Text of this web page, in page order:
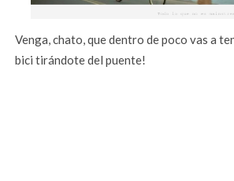
Venga, chato, que dentro de poco vas a
bici tirándote del puente!